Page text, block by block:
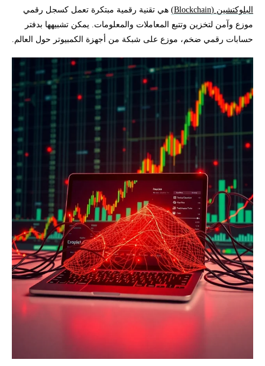
البلوكتشين (Blockchain)
هي تقنية رقمية مبتكرة تعمل كسجل رقمي
موزع وآمن لتخزين وتتبع المعاملات والمعلومات. يمكن تشبيهها بدفتر
حسابات رقمي ضخم، موزع على شبكة من أجهزة الكمبيوتر حول العالم.